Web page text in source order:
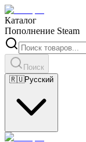
Каталог
Пополнение Steam
Поиск
🇷🇺Русский